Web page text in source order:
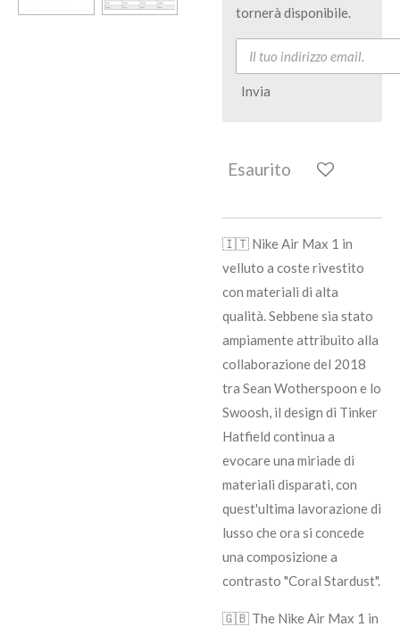
tornerà disponibile.
Invia
Esaurito
🇮🇹 Nike Air Max 1 in
velluto a coste rivestito
con materiali di alta
qualità. Sebbene sia stato
ampiamente attribuito alla
collaborazione del 2018
tra Sean Wotherspoon e lo
Swoosh, il design di Tinker
Hatfield continua a
evocare una miriade di
materiali disparati, con
quest'ultima lavorazione di
lusso che ora si concede
una composizione a
contrasto "Coral Stardust".
🇬🇧 The Nike Air Max 1 in